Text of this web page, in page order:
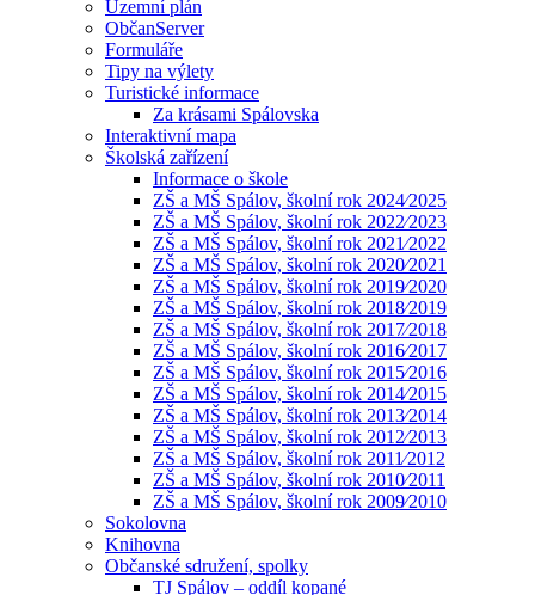
Územní plán
ObčanServer
Formuláře
Tipy na výlety
Turistické informace
Za krásami Spálovska
Interaktivní mapa
Školská zařízení
Informace o škole
ZŠ a MŠ Spálov, školní rok 2024⁄2025
ZŠ a MŠ Spálov, školní rok 2022⁄2023
ZŠ a MŠ Spálov, školní rok 2021⁄2022
ZŠ a MŠ Spálov, školní rok 2020⁄2021
ZŠ a MŠ Spálov, školní rok 2019⁄2020
ZŠ a MŠ Spálov, školní rok 2018⁄2019
ZŠ a MŠ Spálov, školní rok 2017⁄2018
ZŠ a MŠ Spálov, školní rok 2016⁄2017
ZŠ a MŠ Spálov, školní rok 2015⁄2016
ZŠ a MŠ Spálov, školní rok 2014⁄2015
ZŠ a MŠ Spálov, školní rok 2013⁄2014
ZŠ a MŠ Spálov, školní rok 2012⁄2013
ZŠ a MŠ Spálov, školní rok 2011⁄2012
ZŠ a MŠ Spálov, školní rok 2010⁄2011
ZŠ a MŠ Spálov, školní rok 2009⁄2010
Sokolovna
Knihovna
Občanské sdružení, spolky
TJ Spálov – oddíl kopané